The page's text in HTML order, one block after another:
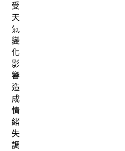
受
天
氣
變
化
影
響
造
成
情
緒
失
調